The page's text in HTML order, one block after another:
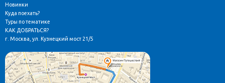
Новинки
Куда поехать?
Туры по тематике
КАК ДОБРАТЬСЯ?
г. Москва, ул. Кузнецкий мост 21/5